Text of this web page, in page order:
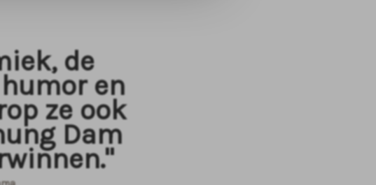
de
en
ze ook
Dam